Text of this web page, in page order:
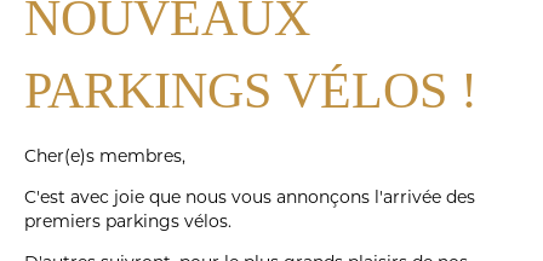
NOUVEAUX
PARKINGS VÉLOS !
Cher(e)s membres,
C'est avec joie que nous vous annonçons l'arrivée des
premiers parkings vélos.